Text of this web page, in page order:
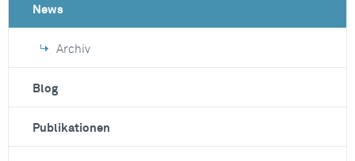
News
Archiv
Blog
Publikationen